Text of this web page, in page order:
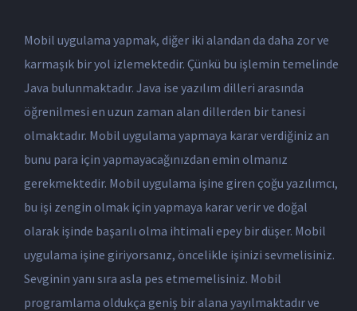
Mobil uygulama yapmak, diğer iki alandan da daha zor ve
karmaşık bir yol izlemektedir. Çünkü bu işlemin temelinde
Java bulunmaktadır. Java ise yazılım dilleri arasında
öğrenilmesi en uzun zaman alan dillerden bir tanesi
olmaktadır. Mobil uygulama yapmaya karar verdiğiniz an
bunu para için yapmayacağınızdan emin olmanız
gerekmektedir. Mobil uygulama işine giren çoğu yazılımcı,
bu işi zengin olmak için yapmaya karar verir ve doğal
olarak işinde başarılı olma ihtimali epey bir düşer. Mobil
uygulama işine giriyorsanız, öncelikle işinizi sevmelisiniz.
Sevginin yanı sıra asla pes etmemelisiniz. Mobil
programlama oldukça geniş bir alana yayılmaktadır ve